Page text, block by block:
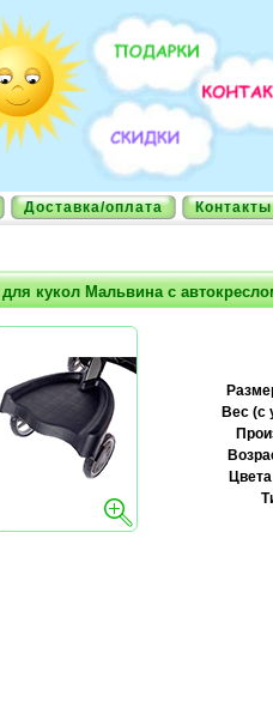
Доставка/оплата Контакты
для кукол Мальвина с
Вес (с